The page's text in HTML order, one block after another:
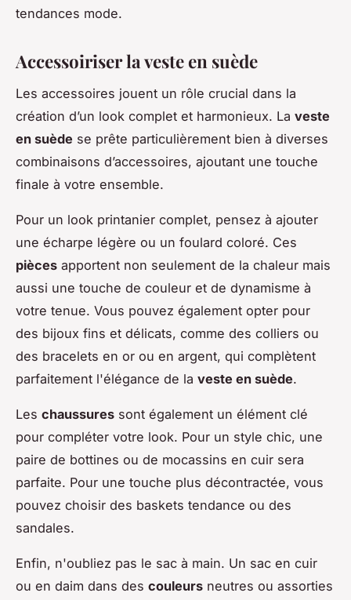
tendances mode.
Accessoiriser la veste en suède
Les accessoires jouent un rôle crucial dans la
création d’un look complet et harmonieux. La veste
en suède se prête particulièrement bien à diverses
combinaisons d’accessoires, ajoutant une touche
finale à votre ensemble.
Pour un look printanier complet, pensez à ajouter
une écharpe légère ou un foulard coloré. Ces
pièces apportent non seulement de la chaleur mais
aussi une touche de couleur et de dynamisme à
votre tenue. Vous pouvez également opter pour
des bijoux fins et délicats, comme des colliers ou
des bracelets en or ou en argent, qui complètent
parfaitement l'élégance de la veste en suède.
Les chaussures sont également un élément clé
pour compléter votre look. Pour un style chic, une
paire de bottines ou de mocassins en cuir sera
parfaite. Pour une touche plus décontractée, vous
pouvez choisir des baskets tendance ou des
sandales.
Enfin, n'oubliez pas le sac à main. Un sac en cuir
ou en daim dans des couleurs neutres ou assorties